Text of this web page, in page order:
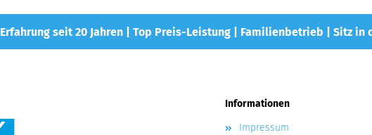
Erfahrung seit 20 Jahren | Top Preis-Leistung | Familienbetrieb | Sitz in
Informationen
Impressum